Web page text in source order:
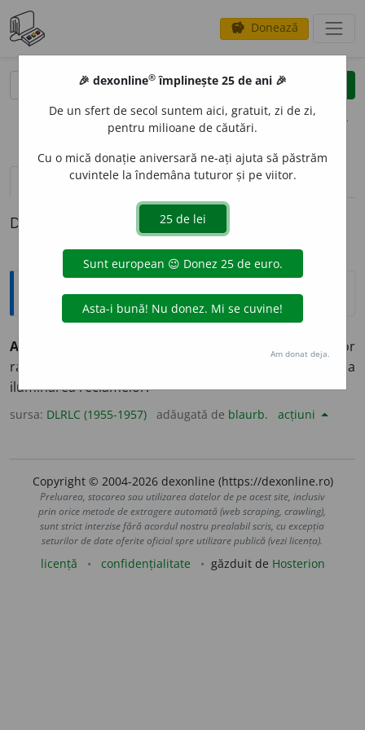
savings Donează
clear
opțiuni
definiții (1)
Definiția cu ID-ul 895123:
Explicative DEX
ARG
Gaz incolor și inodor din grupa gazelor
rare, întrebuințat la umplerea becurilor electrice și la
iluminarea reclamelor.
sursa: DLRLC (1955-1957) adăugată de blaurb. acțiuni
Copyright © 2004-2026 dexonline (https://dexonline.ro)
Preluarea, stocarea sau utilizarea datelor de pe acest site, inclusiv
prin orice metode de extragere automată (web scraping, crawling),
sunt strict interzise fără acordul nostru prealabil scris, cu excepția
seturilor de date oferite oficial spre utilizare publică (vezi licența).
licență confidențialitate găzduit de Hosterion
🎉 dexonline® împlinește 25 de ani 🎉
De un sfert de secol suntem aici, gratuit, zi de zi,
pentru milioane de căutări.
Cu o mică donație aniversară ne-ați ajuta să păstrăm
cuvintele la îndemâna tuturor și pe viitor.
Am donat deja.